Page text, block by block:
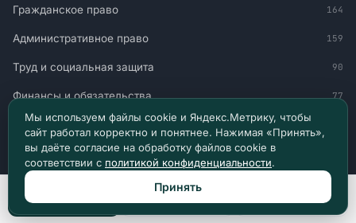
Гражданское право 164
Административное право 159
Труд и социальная защита 90
Финансы и обязательства 77
Военное право
Миграция и статус
Авто и транспорт
Мы используем файлы cookie и Яндекс.Метрику, чтобы
сайт работал корректно и понятнее. Нажимая «Принять»,
вы даёте согласие на обработку файлов cookie в
соответствии с политикой конфиденциальности.
Принять